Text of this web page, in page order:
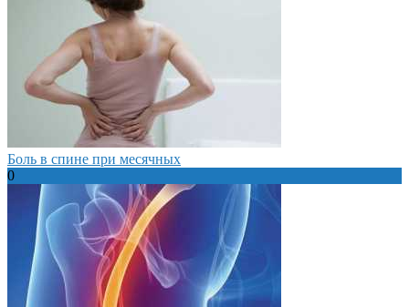
Боль в спине при месячных
0